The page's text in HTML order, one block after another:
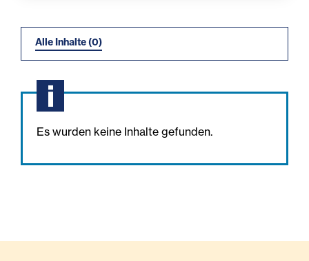
Alle Inhalte (0)
Es wurden keine Inhalte gefunden.